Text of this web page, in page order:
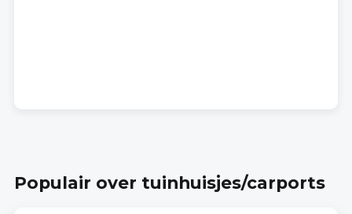
Populair over tuinhuisjes/carports